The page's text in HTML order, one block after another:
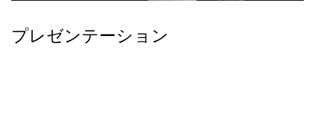
プレゼンテーション